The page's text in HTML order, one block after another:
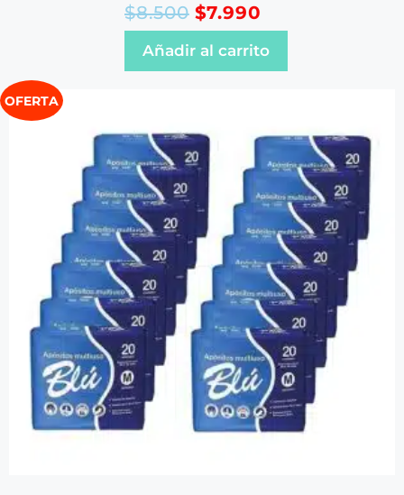
$8.500 $7.990
Añadir al carrito
OFERTA